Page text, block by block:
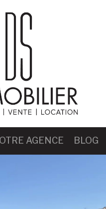
AGENCE BLOG